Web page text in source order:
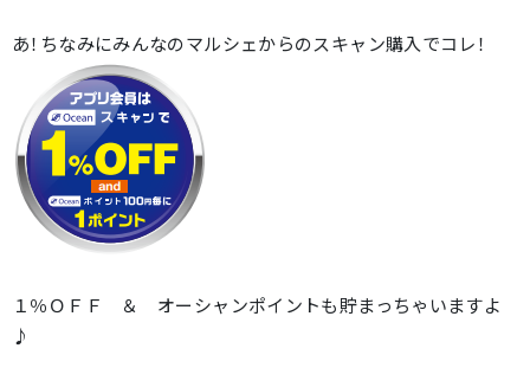
あ！ちなみにみんなのマルシェからのスキャン購入でコレ！
１％ＯＦＦ ＆ オーシャンポイントも貯まっちゃいますよ
♪